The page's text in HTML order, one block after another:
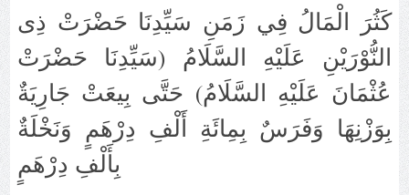
كَثُرَ الْمَالُ فِي زَمَنِ سَيِّدِنَا حَضْرَتْ ذِى
النُّوْرَيْنِ عَلَيْهِ السَّلَامُ (سَيِّدِنَا حَضْرَتْ
عُثْمَانَ عَلَيْهِ السَّلَامُ) حَتَّى بِيعَتْ جَارِيَةٌ
بِوَزْنِهَا وَفَرَسٌ بِمِائَةِ أَلْفِ دِرْهَمٍ وَنَخْلَةٌ
بِأَلْفِ دِرْهَمٍ